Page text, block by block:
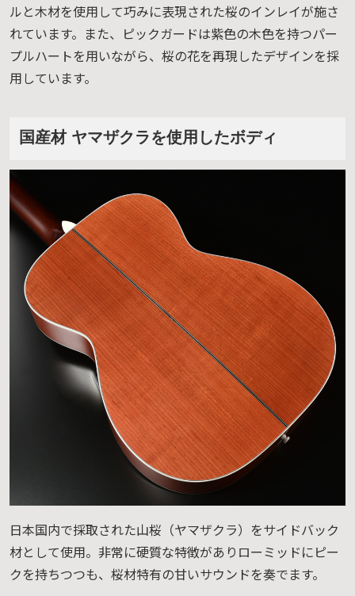
ルと木材を使用して巧みに表現された桜のインレイが施さ
れています。また、ピックガードは紫色の木色を持つパー
プルハートを用いながら、桜の花を再現したデザインを採
用しています。
国産材 ヤマザクラを使用したボディ
日本国内で採取された山桜（ヤマザクラ）をサイドバック
材として使用。非常に硬質な特徴がありローミッドにピー
クを持ちつつも、桜材特有の甘いサウンドを奏でます。